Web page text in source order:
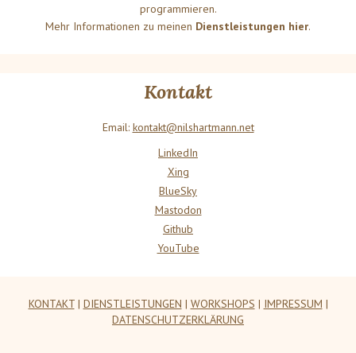
programmieren.
Mehr Informationen zu meinen Dienstleistungen hier.
Kontakt
Email: kontakt@nilshartmann.net
LinkedIn
Xing
BlueSky
Mastodon
Github
YouTube
KONTAKT| DIENSTLEISTUNGEN | WORKSHOPS | IMPRESSUM |
DATENSCHUTZERKLÄRUNG